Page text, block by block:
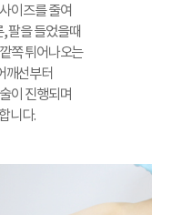
이즈를 줄여
팔을 들었을때
쪽 튀어나오는
깨선부터
이 진행되며
니다.